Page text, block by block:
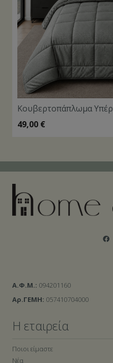
Κουβερτοπάπλωμα
49,00 €
Α.Φ.Μ.: 094201160
Αρ.ΓΕΜΗ: 057410704000
Η εταιρεία
Ποιοι είμαστε
Νέα